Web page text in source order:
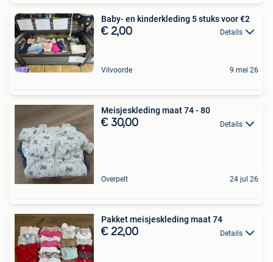
Baby- en kinderkleding 5 stuks voor €2
€ 2,00 Details
Vilvoorde 9 mei 26
Meisjeskleding maat 74 - 80
€ 30,00 Details
Overpelt 24 jul 26
Pakket meisjeskleding maat 74
€ 22,00 Details